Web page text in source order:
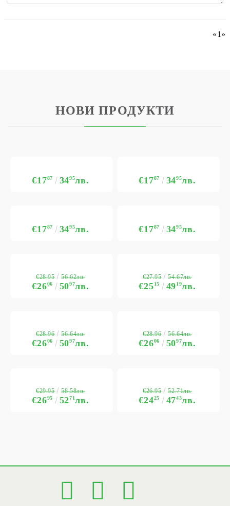
«1 »
НОВИ ПРОДУКТИ
€1787 3495лв. €1787 3495лв.
€1787 3495лв. €1787 3495лв.
€2606 5097лв.
€28.95 56.62лв.
€2515 4919лв.
€27.95 54.67лв.
€2606 5097лв.
€28.96 56.64лв.
€2606 5097лв.
€28.96 56.64лв.
€2695 5271лв.
€29.95 58.58лв.
€2425 4743лв.
€26.95 52.71лв.